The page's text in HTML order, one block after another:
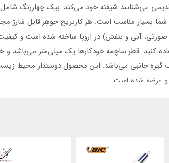
صورتی، آبی و بنفش) در اروپا ساخته شده است و
و عرضه شده است.